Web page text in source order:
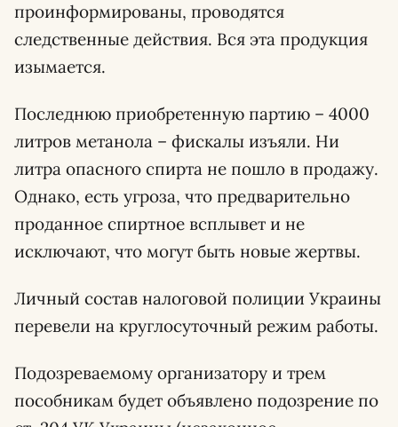
проинформированы, проводятся
следственные действия. Вся эта продукция
изымается.
Последнюю приобретенную партию – 4000
литров метанола – фискалы изъяли. Ни
литра опасного спирта не пошло в продажу.
Однако, есть угроза, что предварительно
проданное спиртное всплывет и не
исключают, что могут быть новые жертвы.
Личный состав налоговой полиции Украины
перевели на круглосуточный режим работы.
Подозреваемому организатору и трем
пособникам будет объявлено подозрение по